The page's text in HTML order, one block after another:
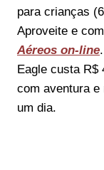
para crianças
Aproveite e
Aéreos on-line
Eagle custa R$
com aventura e
um dia.